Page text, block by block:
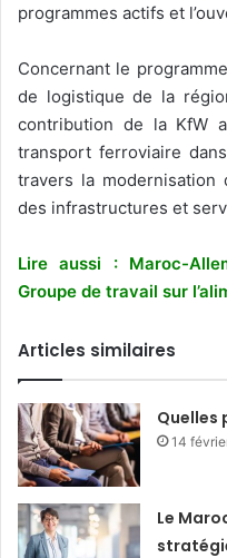
programmes actifs et
Concernant le
de logistique de la
contribution de la KfW
transport ferroviaire
travers la modernisation
des infrastructures et
Lire aussi : Maroc-
Groupe de travail sur
Articles similaires
Quelles
14
Le